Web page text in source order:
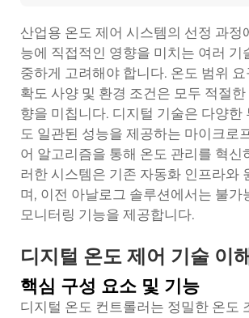
산업용 온도 제어 시스템의 선정 과정
능에 직접적인 영향을 미치는 여러 기
중하게 고려해야 합니다. 온도 범위
확도 사양 및 환경 조건은 모두 적절
향을 미칩니다. 디지털 기술은 다양한
도 일관된 성능을 제공하는 마이크로
어 알고리즘을 통해 온도 관리를 혁신
러한 시스템은 기존 자동화 인프라와
며, 이전 아날로그 솔루션에서는 불가
모니터링 기능을 제공합니다.
디지털 온도 제어 기술 이
핵심 구성 요소 및 기능
디지털 온도 컨트롤러는 정밀한 온도